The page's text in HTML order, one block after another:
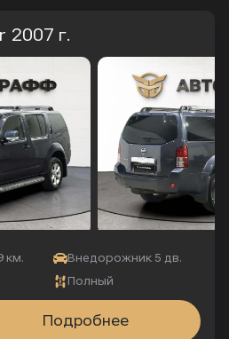
2007 г.
км.
Внедорожник 5 дв.
Полный
Подробнее